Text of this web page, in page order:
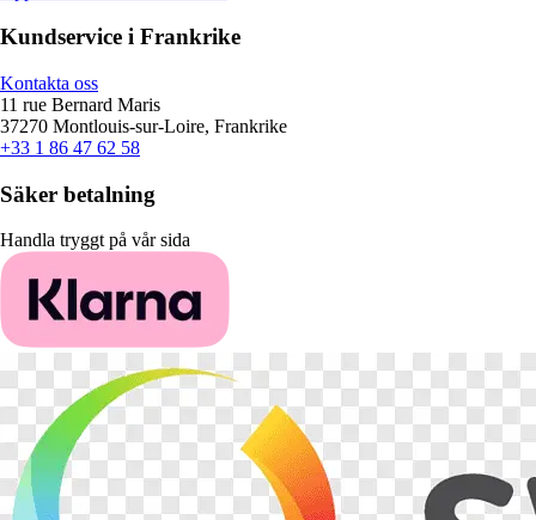
Kundservice i Frankrike
Kontakta oss
11 rue Bernard Maris
37270 Montlouis-sur-Loire, Frankrike
+33 1 86 47 62 58
Säker betalning
Handla tryggt på vår sida